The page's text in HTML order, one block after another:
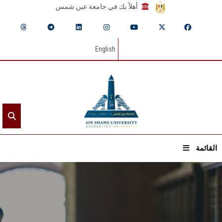
أهلاً بك في جامعة عين شمس
English
القائمة
الرئيسيـة